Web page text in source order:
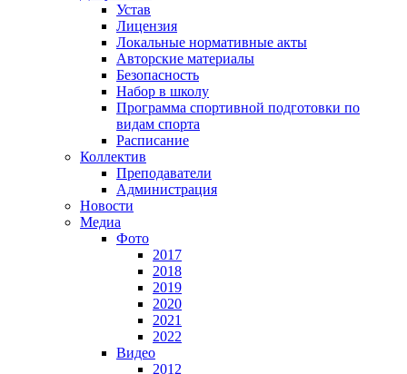
Устав
Лицензия
Локальные нормативные акты
Авторские материалы
Безопасность
Набор в школу
Программа спортивной подготовки по
видам спорта
Расписание
Коллектив
Преподаватели
Администрация
Новости
Медиа
Фото
2017
2018
2019
2020
2021
2022
Видео
2012